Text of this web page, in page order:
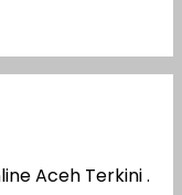
Aceh Terkini .